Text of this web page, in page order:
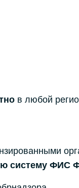
в любой
систему ФИС